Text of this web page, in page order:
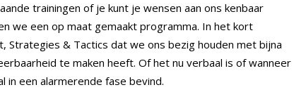
trainingen of je kunt je wensen aan ons kenbaar
we een op maat gemaakt programma. In het kort
Strategies & Tactics dat we ons bezig houden met bijna
te maken heeft. Of het nu verbaal is of wanneer
in een alarmerende fase bevind.